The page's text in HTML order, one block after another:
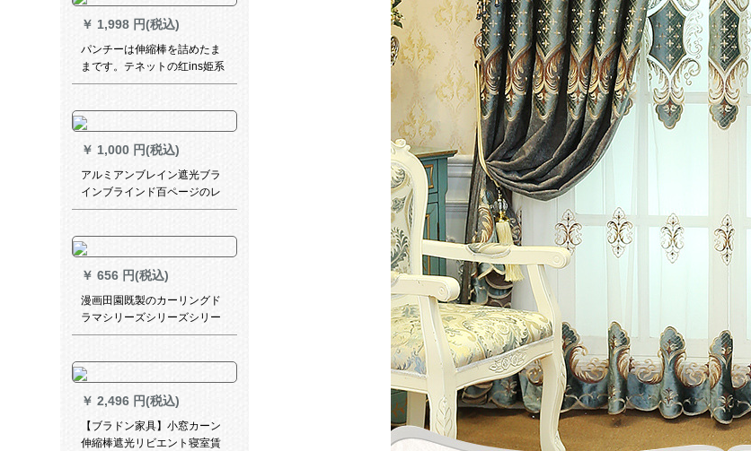
￥ 1,998 円(税込)
パンチーは伸縮棒を詰めたま
まです。テネットの红ins姫系
寝室の少女は窓の外窓の遮光
灰色の透かし棒+星明り2.4枚
*2.0高(ダブオールプロ)です。
￥ 1,000 円(税込)
アルミアンブレイン遮光ブラ
インブラインド百ページのレ
ン遮光S型PVC Office parted
301
￥ 656 円(税込)
漫画田園既製のカーリングド
ラマシリーズシリーズシリー
ズシリーズシリーズシリーズ
リーズシリーズシリーズシリ
ーズシリーズシリーズシリー
ズシリーズシリーズシリーズ
シリーズシリーズシリーズシ
リーズシリーズ外窓カーリン
￥ 2,496 円(税込)
【ブラドン家具】小窓カーン
伸縮棒遮光リビエント寝室賃